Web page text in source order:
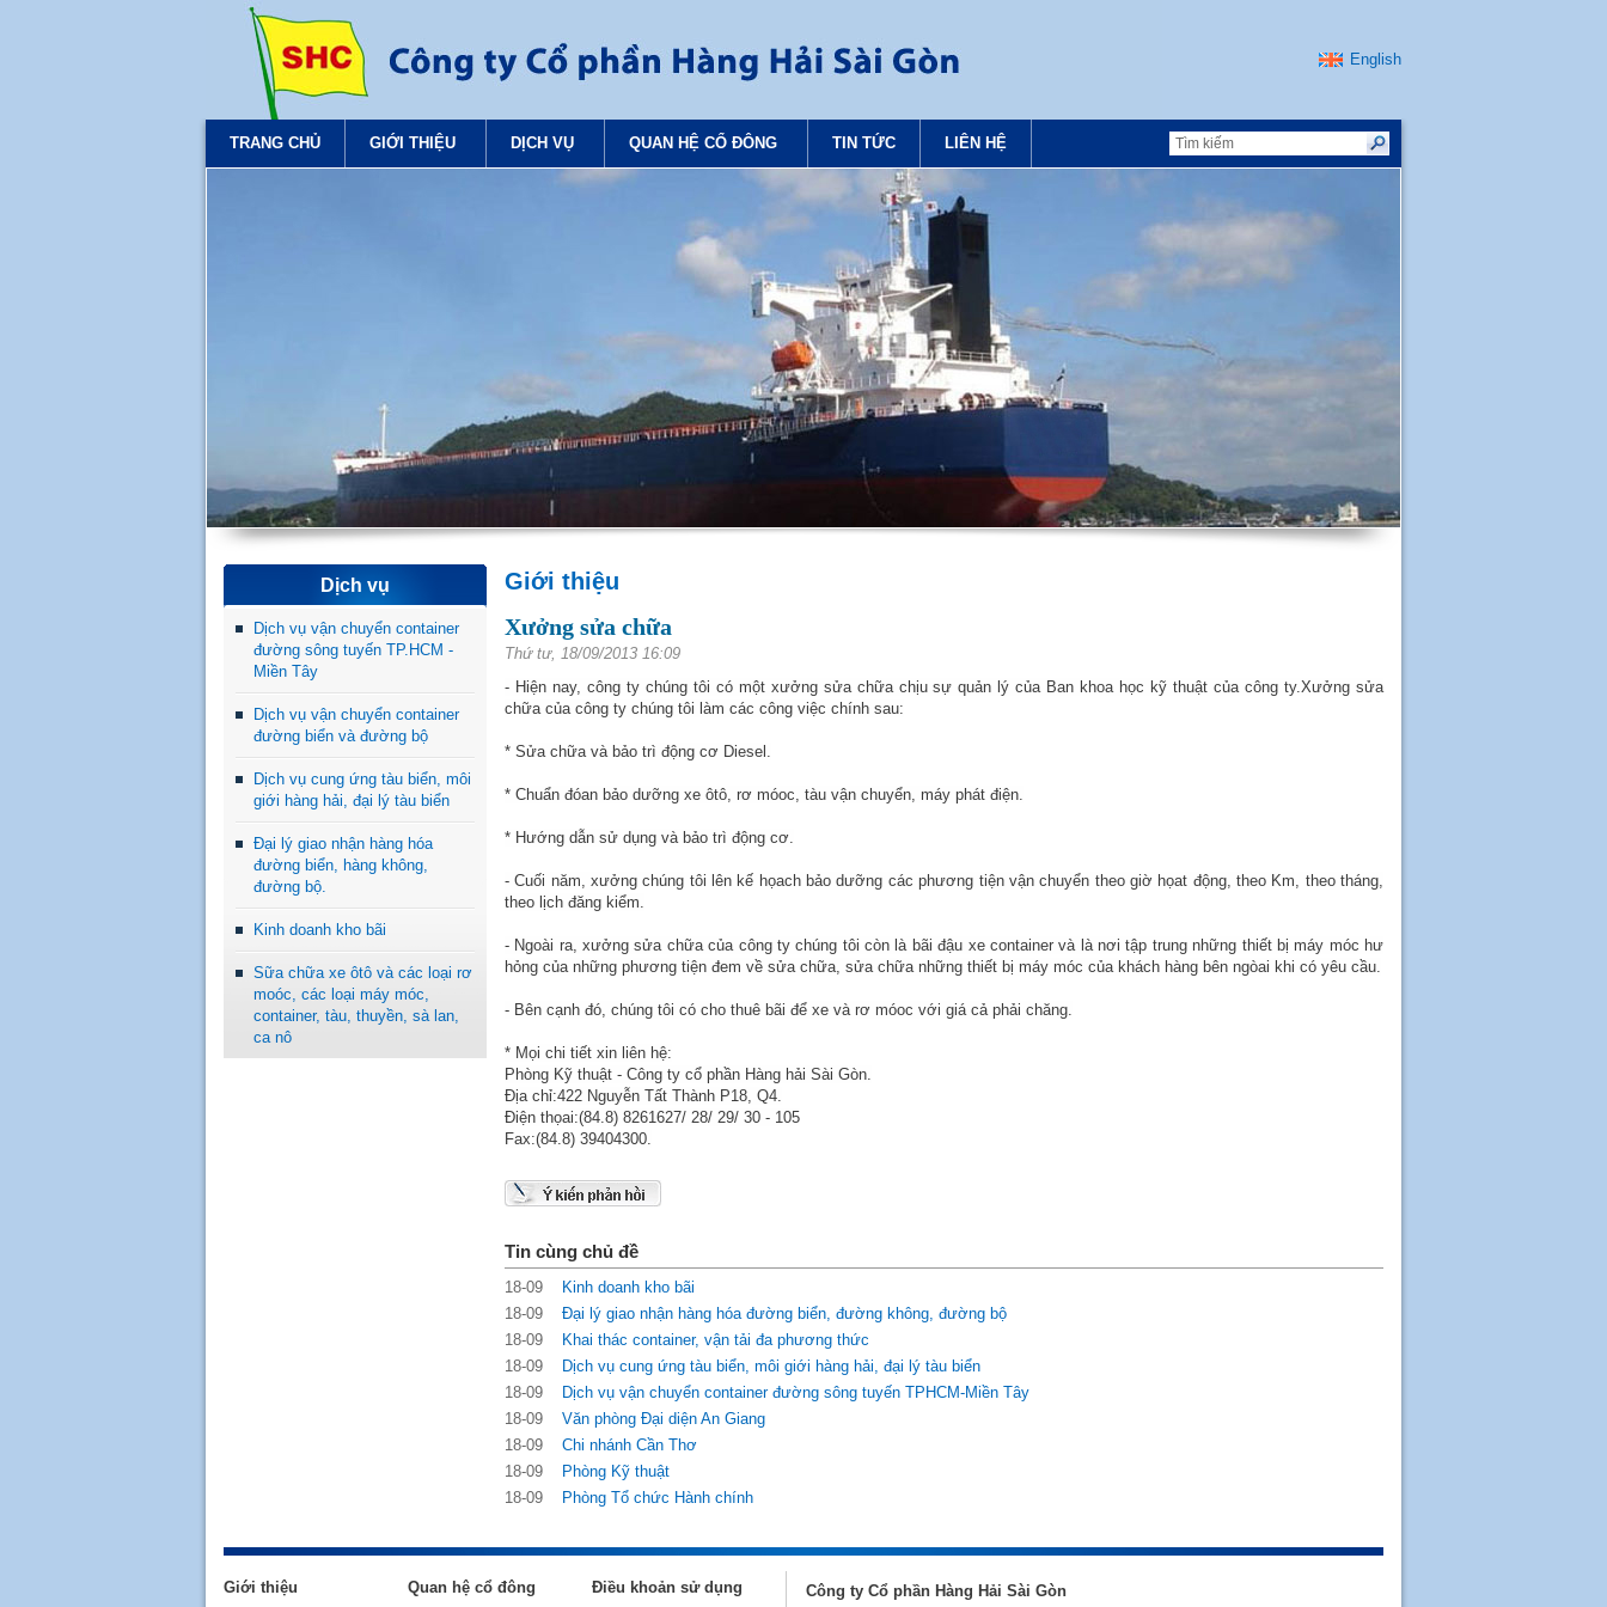
English
TRANG CHỦ GIỚI THIỆU DỊCH VỤ QUAN HỆ CỔ ĐÔNG TIN TỨC LIÊN HỆ
Dịch vụ
Dịch vụ vận chuyển container
đường sông tuyến TP.HCM -
Miền Tây
Dịch vụ vận chuyển container
đường biển và đường bộ
Dịch vụ cung ứng tàu biển, môi
giới hàng hải, đại lý tàu biển
Đại lý giao nhận hàng hóa
đường biển, hàng không,
đường bộ.
Kinh doanh kho bãi
Sữa chữa xe ôtô và các loại rơ
moóc, các loại máy móc,
container, tàu, thuyền, sà lan,
ca nô
Giới thiệu
Xưởng sửa chữa
Thứ tư, 18/09/2013 16:09
- Hiện nay, công ty chúng tôi có một xưởng sửa chữa chịu sự quản lý của Ban khoa học kỹ thuật của công ty.Xưởng sửa
chữa của công ty chúng tôi làm các công việc chính sau:
* Sửa chữa và bảo trì động cơ Diesel.
* Chuẩn đóan bảo dưỡng xe ôtô, rơ móoc, tàu vận chuyển, máy phát điện.
* Hướng dẫn sử dụng và bảo trì động cơ.
- Cuối năm, xưởng chúng tôi lên kế họach bảo dưỡng các phương tiện vận chuyển theo giờ họat động, theo Km, theo tháng,
theo lịch đăng kiểm.
- Ngoài ra, xưởng sửa chữa của công ty chúng tôi còn là bãi đậu xe container và là nơi tập trung những thiết bị máy móc hư
hỏng của những phương tiện đem về sửa chữa, sửa chữa những thiết bị máy móc của khách hàng bên ngòai khi có yêu cầu.
- Bên cạnh đó, chúng tôi có cho thuê bãi để xe và rơ móoc với giá cả phải chăng.
* Mọi chi tiết xin liên hệ:
Phòng Kỹ thuật - Công ty cổ phần Hàng hải Sài Gòn.
Địa chỉ:422 Nguyễn Tất Thành P18, Q4.
Điện thọai:(84.8) 8261627/ 28/ 29/ 30 - 105
Fax:(84.8) 39404300.
Tin cùng chủ đề
18-09 Kinh doanh kho bãi
18-09 Đại lý giao nhận hàng hóa đường biển, đường không, đường bộ
18-09 Khai thác container, vận tải đa phương thức
18-09 Dịch vụ cung ứng tàu biển, môi giới hàng hải, đại lý tàu biển
18-09 Dịch vụ vận chuyển container đường sông tuyến TPHCM-Miền Tây
18-09 Văn phòng Đại diện An Giang
18-09 Chi nhánh Cần Thơ
18-09 Phòng Kỹ thuật
18-09 Phòng Tổ chức Hành chính
Giới thiệu Quan hệ cổ đông Điều khoản sử dụng Công ty Cổ phần Hàng Hải Sài Gòn